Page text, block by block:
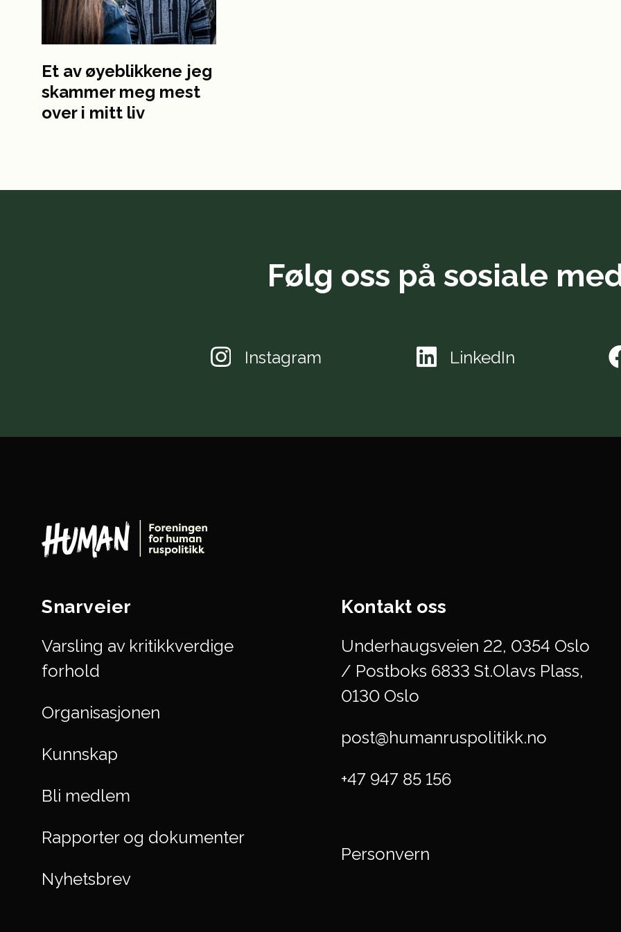
Et av øyeblikkene jeg
skammer meg mest
over i mitt liv
Følg oss på sosiale
Instagram LinkedIn
Snarveier
Varsling av kritikkverdige
forhold
Organisasjonen
Kunnskap
Bli medlem
Rapporter og dokumenter
Nyhetsbrev
Kontakt oss
Underhaugsveien 22, 0354 Oslo
/ Postboks 6833 St.Olavs Plass,
0130 Oslo
post@humanruspolitikk.no
+47 947 85 156
Personvern